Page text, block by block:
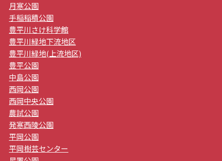
月寒公園
手稲稲積公園
豊平川さけ科学館
豊平川緑地下流地区
豊平川緑地(上流地区)
豊平公園
中島公園
西岡公園
西岡中央公園
農試公園
発寒西陵公園
平岡公園
平岡樹芸センター